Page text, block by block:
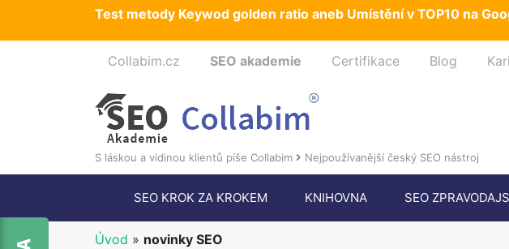
Test metody Keywod golden ratio aneb Umístění v TOP10 na
Collabim.cz SEO akademie Certifikace Blog
S láskou a vidinou klientů píše Collabim Nejpoužívanější český SEO nástroj
SEO KROK ZA KROKEM KNIHOVNA SEO
Úvod » novinky SEO